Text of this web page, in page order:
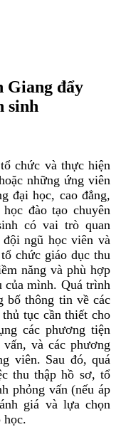
Giang đẩy
sinh
chức và thực hiện
những ứng viên
đại học, cao đẳng,
đào tạo chuyên
có vai trò quan
ngũ học viên và
chức giáo dục thu
năng và phù hợp
mình. Quá trình
bố thông tin về các
tục cần thiết cho
các phương tiện
và các phương
viên. Sau đó, quá
thu thập hồ sơ, tổ
phỏng vấn (nếu áp
giá và lựa chọn
học.